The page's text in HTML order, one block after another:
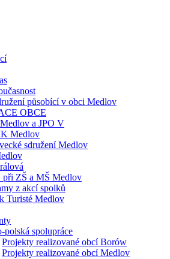
působící v obci Medlov
OBCE
a JPO V
Medlov
sdružení Medlov
při ZŠ a MŠ Medlov
z akcí spolků
Turisté Medlov
polská spolupráce
Projekty realizované obcí Borów
Projekty realizované obcí Medlov